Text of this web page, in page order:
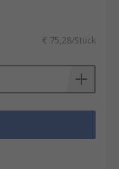
€ 75,28/Stück